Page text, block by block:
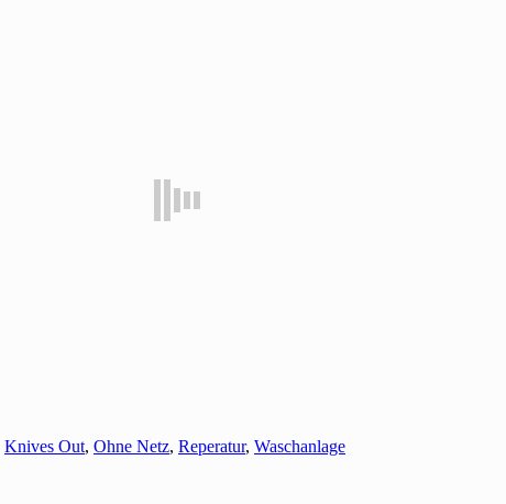
Knives Out, Ohne Netz, Reperatur, Waschanlage